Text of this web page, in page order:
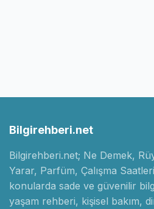
Bilgirehberi.net
Bilgirehberi.net; Ne Demek,
Yarar, Parfüm, Çalışma
konularda sade ve güvenilir
yaşam rehberi, kişisel bakım,